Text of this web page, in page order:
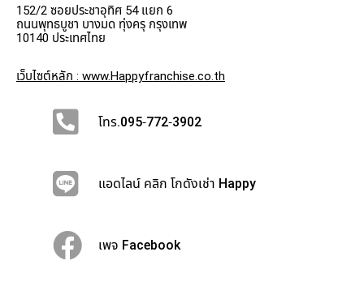
152/2 ซอยประชาอุทิศ 54 แยก 6
ถนนพุทธบูชา บางมด ทุ่งครุ กรุงเทพ
10140 ประเทศไทย
เว็บไซต์หลัก : www.Happyfranchise.co.th
โทร.095-772-3902
แอดไลน์ คลิก โกดังเช่า Happy
เพจ Facebook